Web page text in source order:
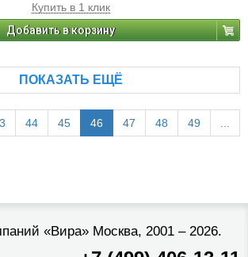
Купить в 1 клик
Добавить в корзину
ПОКАЗАТЬ ЕЩЁ
44 45 46 47 48 49 ...
«Вира»Москва, 2001 – 2026.